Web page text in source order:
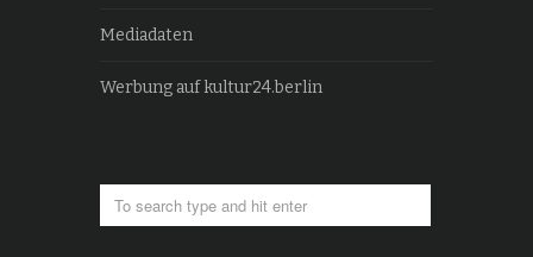
Mediadaten
Werbung auf kultur24.berlin